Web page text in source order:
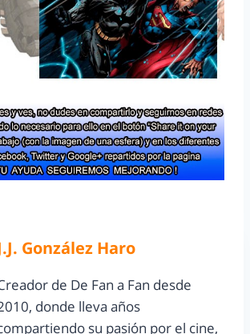
González Haro
de De Fan a Fan desde
donde lleva años
su pasión por el cine,